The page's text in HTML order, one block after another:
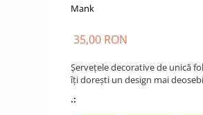
Mank
35,00 RON
Șervețele decorative de unică
îți dorești un design mai
.: